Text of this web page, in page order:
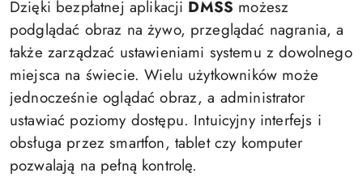
Dzięki bezpłatnej aplikacji DMSS możesz
podglądać obraz na żywo, przeglądać nagrania, a
także zarządzać ustawieniami systemu z dowolnego
miejsca na świecie. Wielu użytkowników może
jednocześnie oglądać obraz, a administrator
ustawiać poziomy dostępu. Intuicyjny interfejs i
obsługa przez smartfon, tablet czy komputer
pozwalają na pełną kontrolę.